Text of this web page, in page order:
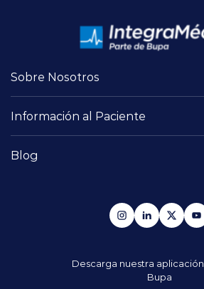
Sobre Nosotros
Información al Paciente
Blog
Descarga nuestra aplicación
Bupa